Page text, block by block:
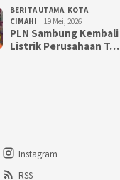
BERITA UTAMA, KOTA
CIMAHI
19 Mei, 2026
PLN Sambung Kembali
Listrik Perusahaan T…
Instagram
RSS